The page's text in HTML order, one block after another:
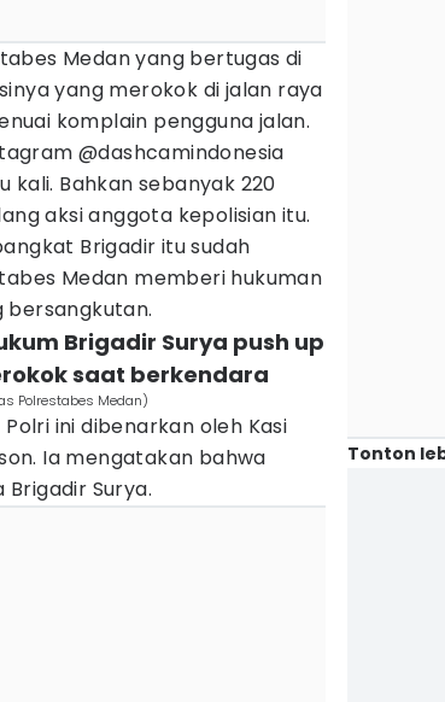
Medan yang bertugas di
yang merokok di jalan raya
komplain pengguna jalan.
@dashcamindonesia
kali. Bahkan sebanyak 220
aksi anggota kepolisian itu.
Brigadir itu sudah
Medan memberi hukuman
bersangkutan.
Brigadir Surya push up
saat berkendara
Polrestabes Medan)
ini dibenarkan oleh Kasi
Ia mengatakan bahwa
Surya.
Tonton